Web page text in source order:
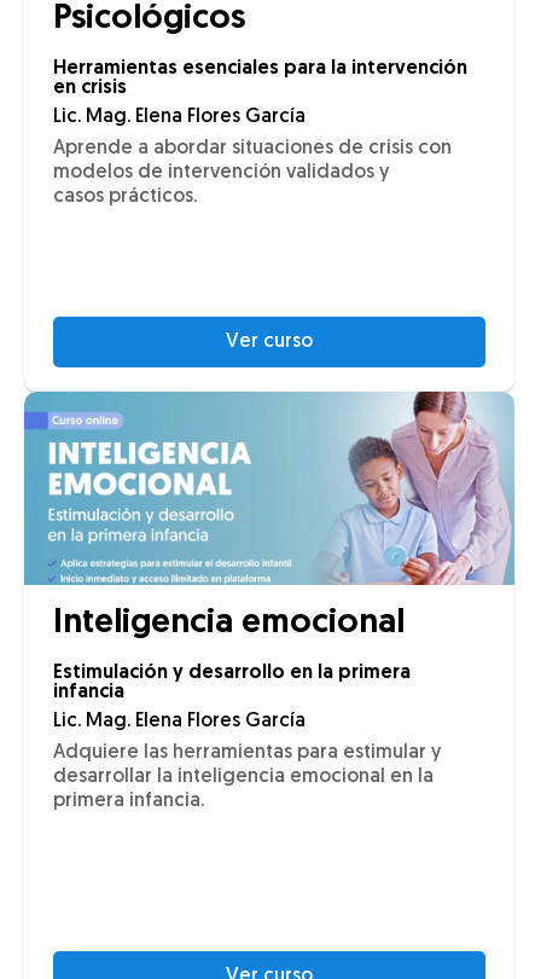
Psicológicos
Herramientas esenciales para la intervención
en crisis
Lic. Mag. Elena Flores García
Aprende a abordar situaciones de crisis con
modelos de intervención validados y
casos prácticos.
Ver curso
Inteligencia emocional
Estimulación y desarrollo en la primera
infancia
Lic. Mag. Elena Flores García
Adquiere las herramientas para estimular y
desarrollar la inteligencia emocional en la
primera infancia.